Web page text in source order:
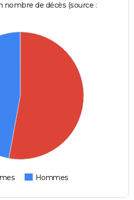
de décès (source :
Hommes